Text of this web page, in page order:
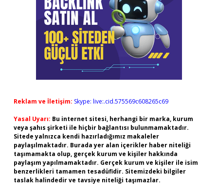
Reklam ve İletişim: Skype: live:.cid.575569c608265c69
Yasal Uyarı: Bu internet sitesi, herhangi bir marka, kurum
veya şahıs şirketi ile hiçbir bağlantısı bulunmamaktadır.
Sitede yalnızca kendi hazırladığımız makaleler
paylaşılmaktadır. Burada yer alan içerikler haber niteliği
taşımamakta olup, gerçek kurum ve kişiler hakkında
paylaşım yapılmamaktadır. Gerçek kurum ve kişiler ile isim
benzerlikleri tamamen tesadüfidir. Sitemizdeki bilgiler
taslak halindedir ve tavsiye niteliği taşımazlar.